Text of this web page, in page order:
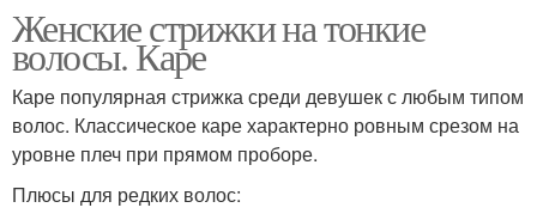
Женские стрижки на тонкие
волосы. Каре
Каре популярная стрижка среди девушек с любым типом
волос. Классическое каре характерно ровным срезом на
уровне плеч при прямом проборе.
Плюсы для редких волос: